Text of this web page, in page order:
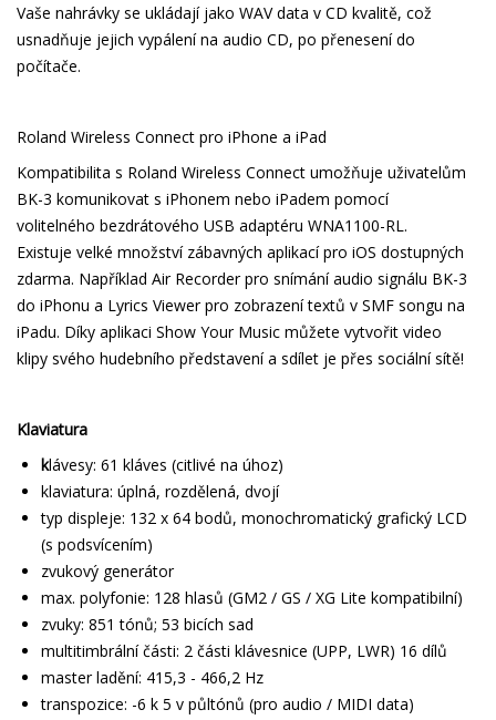
Vaše nahrávky se ukládají jako WAV data v CD kvalitě, což
usnadňuje jejich vypálení na audio CD, po přenesení do
počítače.
Roland Wireless Connect pro iPhone a iPad
Kompatibilita s Roland Wireless Connect umožňuje uživatelům
BK-3 komunikovat s iPhonem nebo iPadem pomocí
volitelného bezdrátového USB adaptéru WNA1100-RL.
Existuje velké množství zábavných aplikací pro iOS dostupných
zdarma. Například Air Recorder pro snímání audio signálu BK-3
do iPhonu a Lyrics Viewer pro zobrazení textů v SMF songu na
iPadu. Díky aplikaci Show Your Music můžete vytvořit video
klipy svého hudebního představení a sdílet je přes sociální sítě!
Klaviatura
klávesy: 61 kláves (citlivé na úhoz)
klaviatura: úplná, rozdělená, dvojí
typ displeje: 132 x 64 bodů, monochromatický grafický LCD
(s podsvícením)
zvukový generátor
max. polyfonie: 128 hlasů (GM2 / GS / XG Lite kompatibilní)
zvuky: 851 tónů; 53 bicích sad
multitimbrální části: 2 části klávesnice (UPP, LWR) 16 dílů
master ladění: 415,3 - 466,2 Hz
transpozice: -6 k 5 v půltónů (pro audio / MIDI data)